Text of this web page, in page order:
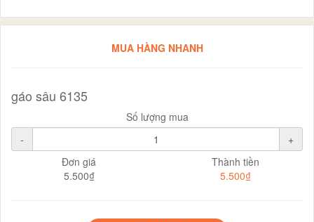
MUA HÀNG NHANH
gáo sâu 6135
Số lượng mua
-
+
Đơn giá
5.500₫
Thành tiền
5.500₫